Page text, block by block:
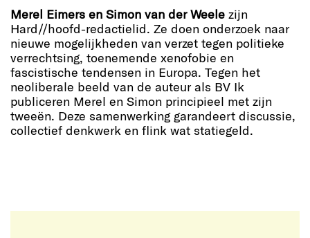
Merel Eimers en Simon van der Weele zijn
Hard//hoofd-redactielid. Ze doen onderzoek naar
nieuwe mogelijkheden van verzet tegen politieke
verrechtsing, toenemende xenofobie en
fascistische tendensen in Europa. Tegen het
neoliberale beeld van de auteur als BV Ik
publiceren Merel en Simon principieel met zijn
tweeën. Deze samenwerking garandeert discussie,
collectief denkwerk en flink wat statiegeld.